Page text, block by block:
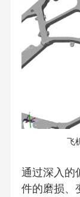
飞
通过深入的
件的磨损、